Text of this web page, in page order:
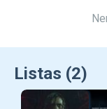
Listas (2)